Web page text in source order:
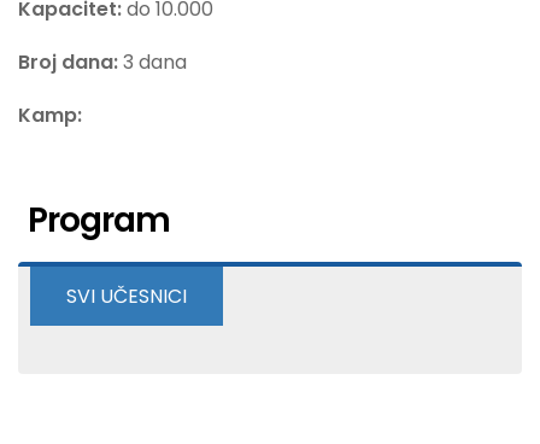
Kapacitet:do 10.000
Broj dana:3 dana
Kamp:
Program
SVI UČESNICI